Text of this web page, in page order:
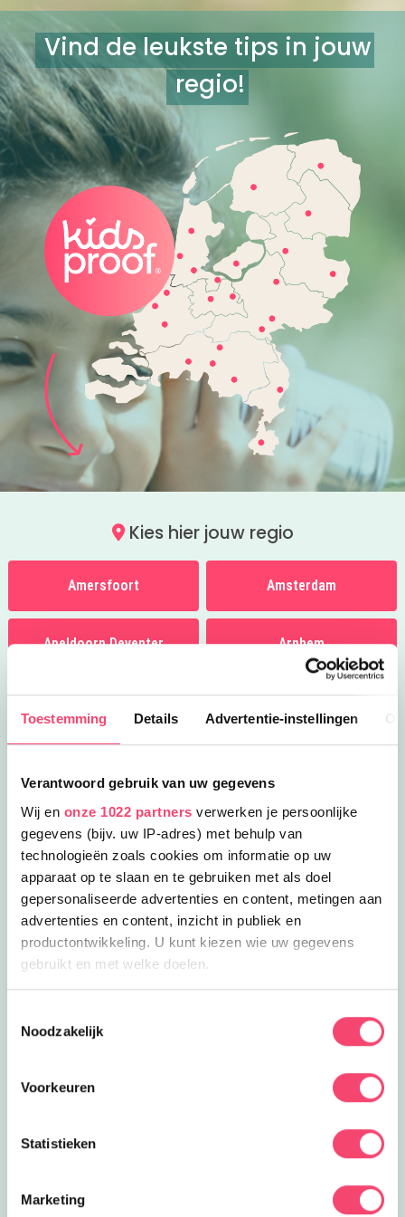
Toestemming Details Advertentie-instellingen
Verantwoord gebruik van uw gegevens
Wij en onze 1022 partners verwerken je persoonlijke
gegevens (bijv. uw IP-adres) met behulp van
technologieën zoals cookies om informatie op uw
apparaat op te slaan en te gebruiken met als doel
gepersonaliseerde advertenties en content, metingen aan
advertenties en content, inzicht in publiek en
productontwikkeling. U kunt kiezen wie uw gegevens
gebruikt en met welke doelen.
Informatie verzamelen over uw geografische locatie,
Uw apparaat identificeren door het actief te scannen
op specifieke eigenschappen (fingerprinting)
verwerkt en stel uw voorkeuren in het
detailgedeelte
in.
Noodzakelijk
Voorkeuren
Statistieken
Marketing
Vind de leukste tips in jouw
regio!
Kies hier jouw regio
Amersfoort Amsterdam
Apeldoorn Deventer Arnhem
Breda Den Bosch
Drenthe Flevoland
Fryslân t Gooi
Groningen
Kop van Noord Holland Leiden